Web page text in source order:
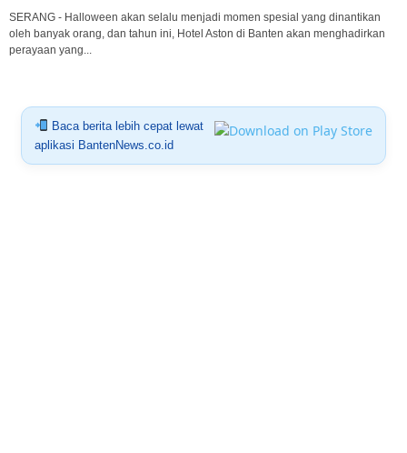
SERANG - Halloween akan selalu menjadi momen spesial yang dinantikan
oleh banyak orang, dan tahun ini, Hotel Aston di Banten akan menghadirkan
perayaan yang...
Baca berita lebih cepat lewat
aplikasi BantenNews.co.id